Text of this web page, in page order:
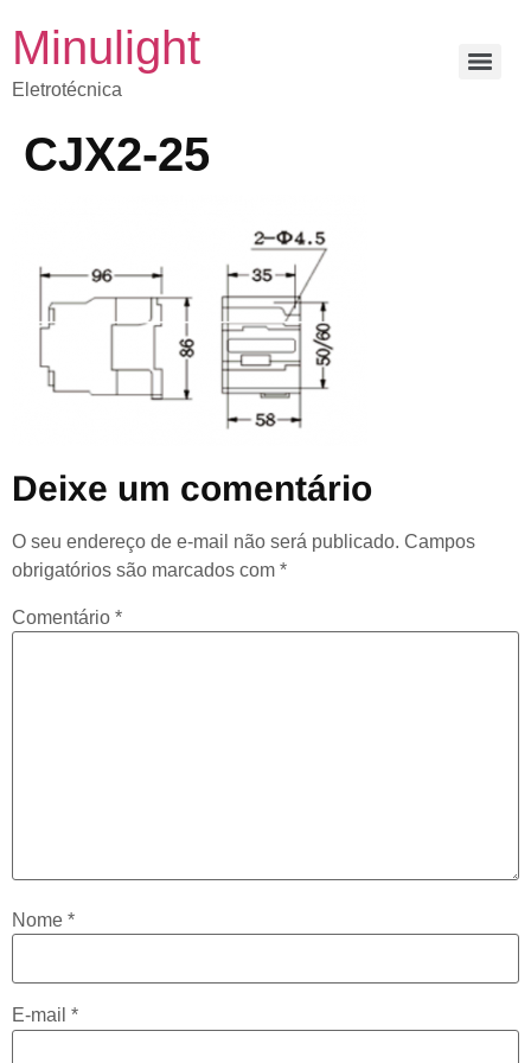
Minulight
Eletrotécnica
CJX2-25
Deixe um comentário
O seu endereço de e-mail não será publicado. Campos
obrigatórios são marcados com *
Comentário *
Nome *
E-mail *